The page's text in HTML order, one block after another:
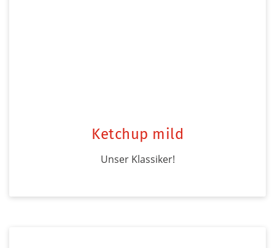
Ketchup mild
Unser Klassiker!